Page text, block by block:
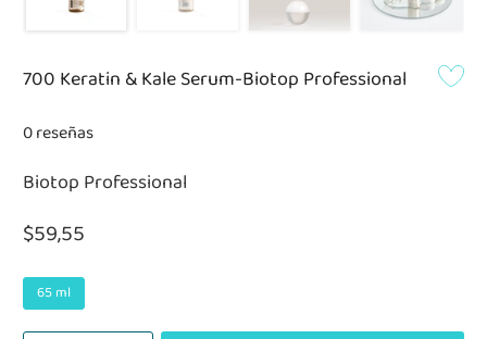
700 Keratin & Kale Serum-Biotop Professional
0 reseñas
Biotop Professional
$59,55
65 ml